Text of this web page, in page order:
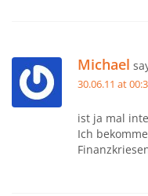
Michael
30.06.11 at
ist ja mal
Ich